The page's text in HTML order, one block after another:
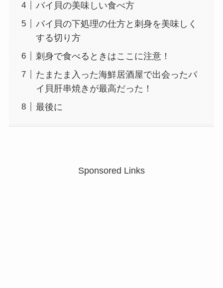
バイ貝の美味しい食べ方
バイ貝の下処理の仕方と刺身を美味しく
する切り方
刺身で食べるときはここに注意！
たまたま入った海鮮居酒屋で出会ったバ
イ貝肝串焼きが最高だった！
最後に
Sponsored Links